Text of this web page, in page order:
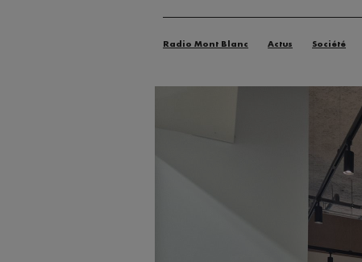
Radio Mont Blanc Actus Société